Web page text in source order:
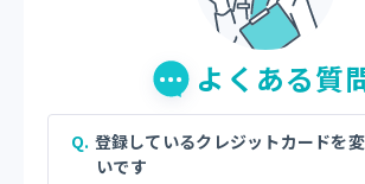
よくある質
登録しているクレジットカードを
いです